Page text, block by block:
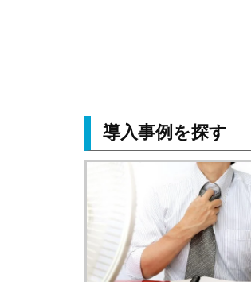
導入事例を探す